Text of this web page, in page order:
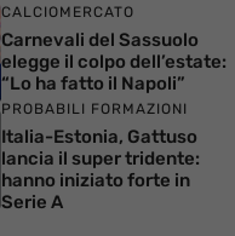
CALCIOMERCATO
Carnevali del Sassuolo
elegge il colpo dell’estate:
“Lo ha fatto il Napoli”
PROBABILI FORMAZIONI
Italia-Estonia, Gattuso
lancia il super tridente:
hanno iniziato forte in
Serie A